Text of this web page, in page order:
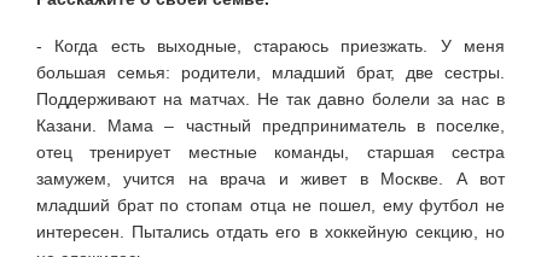
- Когда есть выходные, стараюсь приезжать. У меня
большая семья: родители, младший брат, две сестры.
Поддерживают на матчах. Не так давно болели за нас в
Казани. Мама – частный предприниматель в поселке,
отец тренирует местные команды, старшая сестра
замужем, учится на врача и живет в Москве. А вот
младший брат по стопам отца не пошел, ему футбол не
интересен. Пытались отдать его в хоккейную секцию, но